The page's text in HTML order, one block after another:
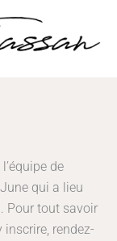
de
qui a lieu
Pour tout savoir
inscrire, rendez-